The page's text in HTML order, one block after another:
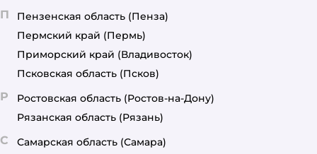
П Пензенская область (Пенза)
Пермский край (Пермь)
Приморский край (Владивосток)
Псковская область (Псков)
Р Ростовская область (Ростов-на-Дону)
Рязанская область (Рязань)
С Самарская область (Самара)